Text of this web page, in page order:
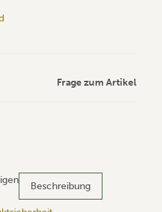
Frage zum Artikel
Beschreibung